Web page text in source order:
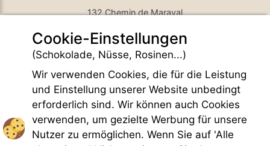
132 Chemin de Maraval
84410 Bedoin - France
GPS Latitude : 44.130661010742187
GPS Longitude : 5.1876931190490723
E-mail : belezy@libranoo.com
Tél : +33(0)4 90 65 60 18
France 4 Naturisme Newsletter
Anfrage Informationen
Cookie-Einstellungen
(Schokolade, Nüsse, Rosinen...)
Wir verwenden Cookies, die für die Leistung
und Einstellung unserer Website unbedingt
erforderlich sind. Wir können auch Cookies
verwenden, um gezielte Werbung für unsere
Nutzer zu ermöglichen. Wenn Sie auf 'Alle